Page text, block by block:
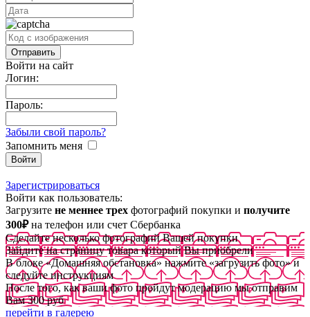
Войти на сайт
Логин:
Пароль:
Забыли свой пароль?
Запомнить меня
Зарегистрироваться
Войти как пользователь:
Загрузите не меннее трех фотографий покупки и получите
300₽на телефон или счет Сбербанка
Сделайте несколько фотографий Вашей покупки
Зайдите на страницу товара который Вы приобрели
В блоке «Домашняя обстановка» нажмите «загрузить фото» и
следуйте инструкциям
После того, как ваши фото пройдут модерацию мы отправим
Вам 300 руб
перейти в галерею